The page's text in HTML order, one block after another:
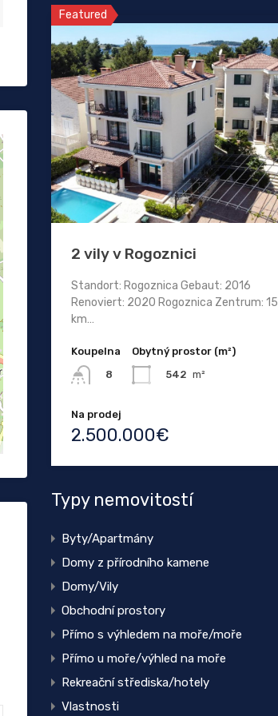
Featured
2 vily v Rogoznici
Standort: Rogoznica Gebaut: 2016
Renoviert: 2020 Rogoznica Zentrum: 15
km…
Koupelna
8
Obytný prostor (m²)
542 m²
Na prodej
2.500.000€
Typy nemovitostí
Byty/Apartmány
Domy z přírodního kamene
Domy/Vily
Obchodní prostory
Přímo s výhledem na moře/moře
Přímo u moře/výhled na moře
Rekreační střediska/hotely
Vlastnosti